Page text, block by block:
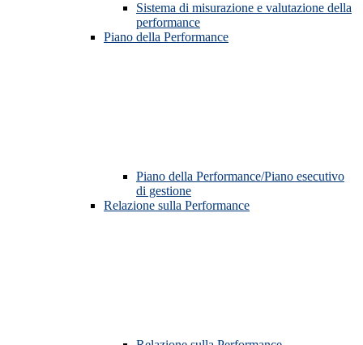
Sistema di misurazione e valutazione della
performance
Piano della Performance
Piano della Performance/Piano esecutivo
di gestione
Relazione sulla Performance